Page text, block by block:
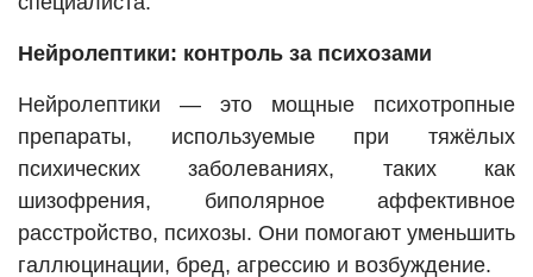
Нейролептики: контроль за психозами
Нейролептики — это мощные психотропные
препараты, используемые при тяжёлых
психических заболеваниях, таких как
шизофрения, биполярное аффективное
расстройство, психозы. Они помогают уменьшить
галлюцинации, бред, агрессию и возбуждение.